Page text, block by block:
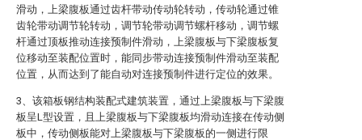
滑动，上梁腹板通过齿杆带动传动轮转动，传动轮通过锥
齿轮带动调节轮转动，调节轮带动调节螺杆移动，调节螺
杆通过顶板推动连接预制件滑动，上梁腹板与下梁腹板复
位移动至装配位置时，能同步带动连接预制件滑动至装配
位置，从而达到了能自动对连接预制件进行定位的效果。
3、该箱板钢结构装配式建筑装置，通过上梁腹板与下梁腹
板呈L型设置，且上梁腹板与下梁腹板均滑动连接在传动侧
板中，传动侧板能对上梁腹板与下梁腹板的一侧进行限